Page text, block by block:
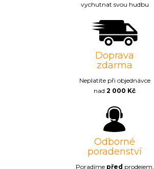
vychutnat svou hudbu
Doprava
zdarma
Neplatíte při objednávce
nad 2 000 Kč
Odborné
poradenství
Poradíme před prodejem,